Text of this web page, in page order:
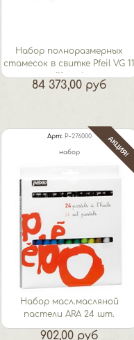
Набор полноразмерных
стамесок в свитке Pfeil VG 11
(11 шт)
84 373,00 руб
Арт: P-276000
набор
Набор масл.масляной
пастели ARA 24 шт.
АКЦИЯ!
902,00 руб